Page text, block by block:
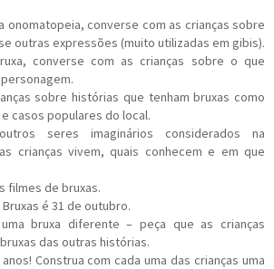
onomatopeia, converse com as crianças sobre
outras expressões (muito utilizadas em gibis).
converse com as crianças sobre o que
sobre histórias que tenham bruxas como
casos populares do local.
seres imaginários considerados na
crianças vivem, quais conhecem e em que
filmes de bruxas.
é 31 de outubro.
bruxa diferente – peça que as crianças
das outras histórias.
Construa com cada uma das crianças uma